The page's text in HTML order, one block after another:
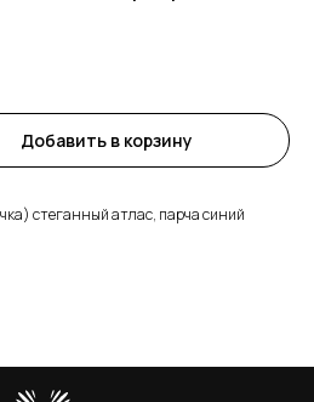
Добавить в корзину
стеганный атлас, парча синий